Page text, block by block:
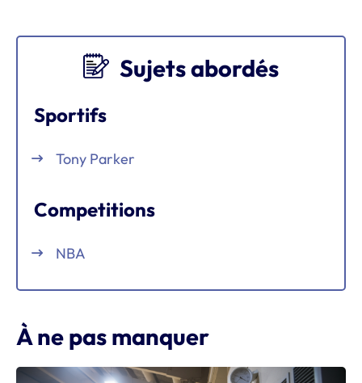
Sujets abordés
Sportifs
Tony Parker
Competitions
NBA
À ne pas manquer